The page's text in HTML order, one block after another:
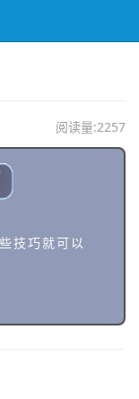
阅读量:2257
技巧就可以